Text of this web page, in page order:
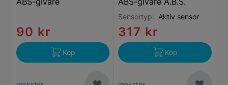
90 kr
Köp
Sensortyp: Aktiv sensor
317 kr
Köp